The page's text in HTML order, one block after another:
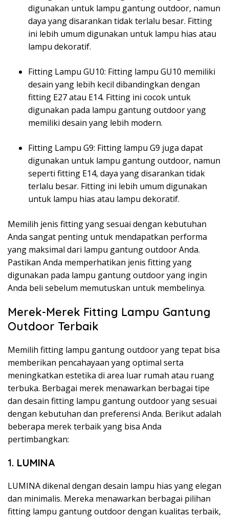
digunakan untuk lampu gantung outdoor, namun
daya yang disarankan tidak terlalu besar. Fitting
ini lebih umum digunakan untuk lampu hias atau
lampu dekoratif.
Fitting Lampu GU10: Fitting lampu GU10 memiliki
desain yang lebih kecil dibandingkan dengan
fitting E27 atau E14. Fitting ini cocok untuk
digunakan pada lampu gantung outdoor yang
memiliki desain yang lebih modern.
Fitting Lampu G9: Fitting lampu G9 juga dapat
digunakan untuk lampu gantung outdoor, namun
seperti fitting E14, daya yang disarankan tidak
terlalu besar. Fitting ini lebih umum digunakan
untuk lampu hias atau lampu dekoratif.
Memilih jenis fitting yang sesuai dengan kebutuhan
Anda sangat penting untuk mendapatkan performa
yang maksimal dari lampu gantung outdoor Anda.
Pastikan Anda memperhatikan jenis fitting yang
digunakan pada lampu gantung outdoor yang ingin
Anda beli sebelum memutuskan untuk membelinya.
Merek-Merek Fitting Lampu Gantung
Outdoor Terbaik
Memilih fitting lampu gantung outdoor yang tepat bisa
memberikan pencahayaan yang optimal serta
meningkatkan estetika di area luar rumah atau ruang
terbuka. Berbagai merek menawarkan berbagai tipe
dan desain fitting lampu gantung outdoor yang sesuai
dengan kebutuhan dan preferensi Anda. Berikut adalah
beberapa merek terbaik yang bisa Anda
pertimbangkan:
1. LUMINA
LUMINA dikenal dengan desain lampu hias yang elegan
dan minimalis. Mereka menawarkan berbagai pilihan
fitting lampu gantung outdoor dengan kualitas terbaik,